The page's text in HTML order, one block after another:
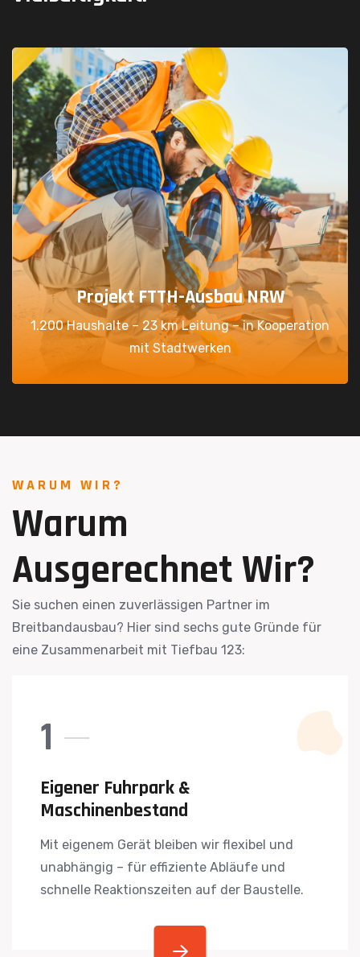
Projekt FTTH-Ausbau NRW
1.200 Haushalte – 23 km Leitung – in Kooperation
mit Stadtwerken
WARUM WIR?
Warum
Ausgerechnet Wir?
Sie suchen einen zuverlässigen Partner im
Breitbandausbau? Hier sind sechs gute Gründe für
eine Zusammenarbeit mit Tiefbau 123:
1
Eigener Fuhrpark &
Maschinenbestand
Mit eigenem Gerät bleiben wir flexibel und
unabhängig – für effiziente Abläufe und
schnelle Reaktionszeiten auf der Baustelle.